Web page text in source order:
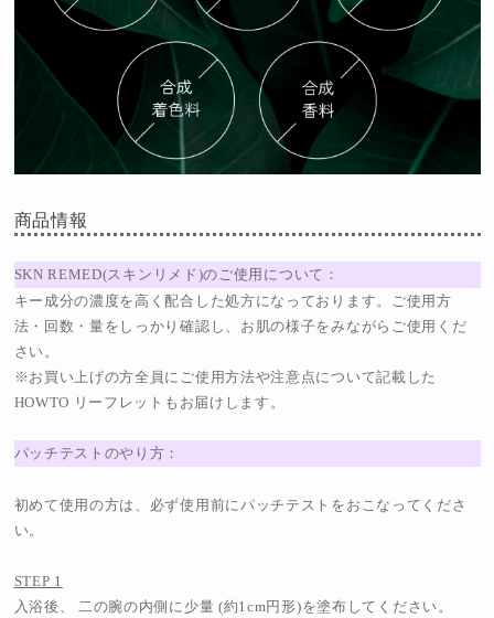
商品情報
SKN REMED(スキンリメド)のご使用について：
キー成分の濃度を高く配合した処方になっております。ご使用方
法・回数・量をしっかり確認し、お肌の様子をみながらご使用くだ
さい。
※お買い上げの方全員にご使用方法や注意点について記載した
HOWTO リーフレットもお届けします。
パッチテストのやり方：
初めて使用の方は、必ず使用前にパッチテストをおこなってくださ
い。
STEP 1
入浴後、 二の腕の内側に少量 (約1cm円形)を塗布してください。